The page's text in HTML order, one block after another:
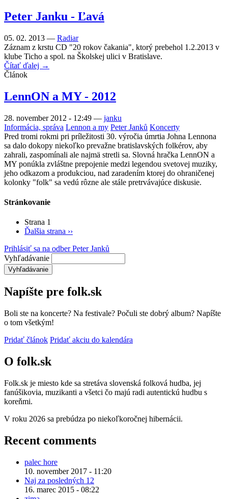
Peter Janku - Ľavá
05. 02. 2013 — Radiar
Záznam z krstu CD "20 rokov čakania", ktorý prebehol 1.2.2013 v
klube Ticho a spol. na Školskej ulici v Bratislave.
Čítať ďalej →
Článok
LennON a MY - 2012
28. november 2012 - 12:49 — janku
Informácia, správa Lennon a my Peter Janků Koncerty
Pred tromi rokmi pri príležitosti 30. výročia úmrtia Johna Lennona
sa dalo dokopy niekoľko prevažne bratislavských folkérov, aby
zahrali, zaspomínali ale najmä stretli sa. Slovná hračka LennON a
MY ponúkla zvláštne prepojenie medzi legendou svetovej muziky,
jeho odkazom a produkciou, nad zaradením ktorej do ohraničenej
kolonky "folk" sa vedú rôzne ale stále pretrvávajúce diskusie.
Stránkovanie
Strana 1
Ďalšia strana ››
Prihlásiť sa na odber Peter Janků
Vyhľadávanie
Napíšte pre folk.sk
Boli ste na koncerte? Na festivale? Počuli ste dobrý album? Napíšte
o tom všetkým!
Pridať článok Pridať akciu do kalendára
O folk.sk
Folk.sk je miesto kde sa stretáva slovenská folková hudba, jej
fanúšikovia, muzikanti a všetci čo majú radi autentickú hudbu s
koreňmi.
V roku 2026 sa prebúdza po niekoľkoročnej hibernácii.
Recent comments
palec hore
10. november 2017 - 11:20
Naj za posledných 12
16. marec 2015 - 08:22